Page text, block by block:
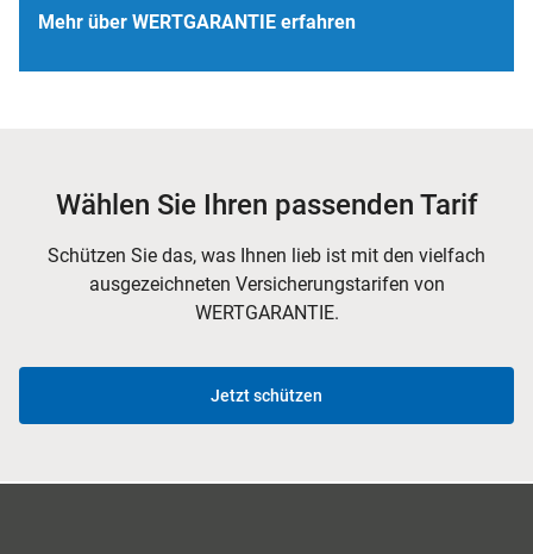
Mehr über WERTGARANTIE erfahren
Wählen Sie Ihren passenden Tarif
Schützen Sie das, was Ihnen lieb ist mit den vielfach
ausgezeichneten Versicherungstarifen von
WERTGARANTIE.
Jetzt schützen